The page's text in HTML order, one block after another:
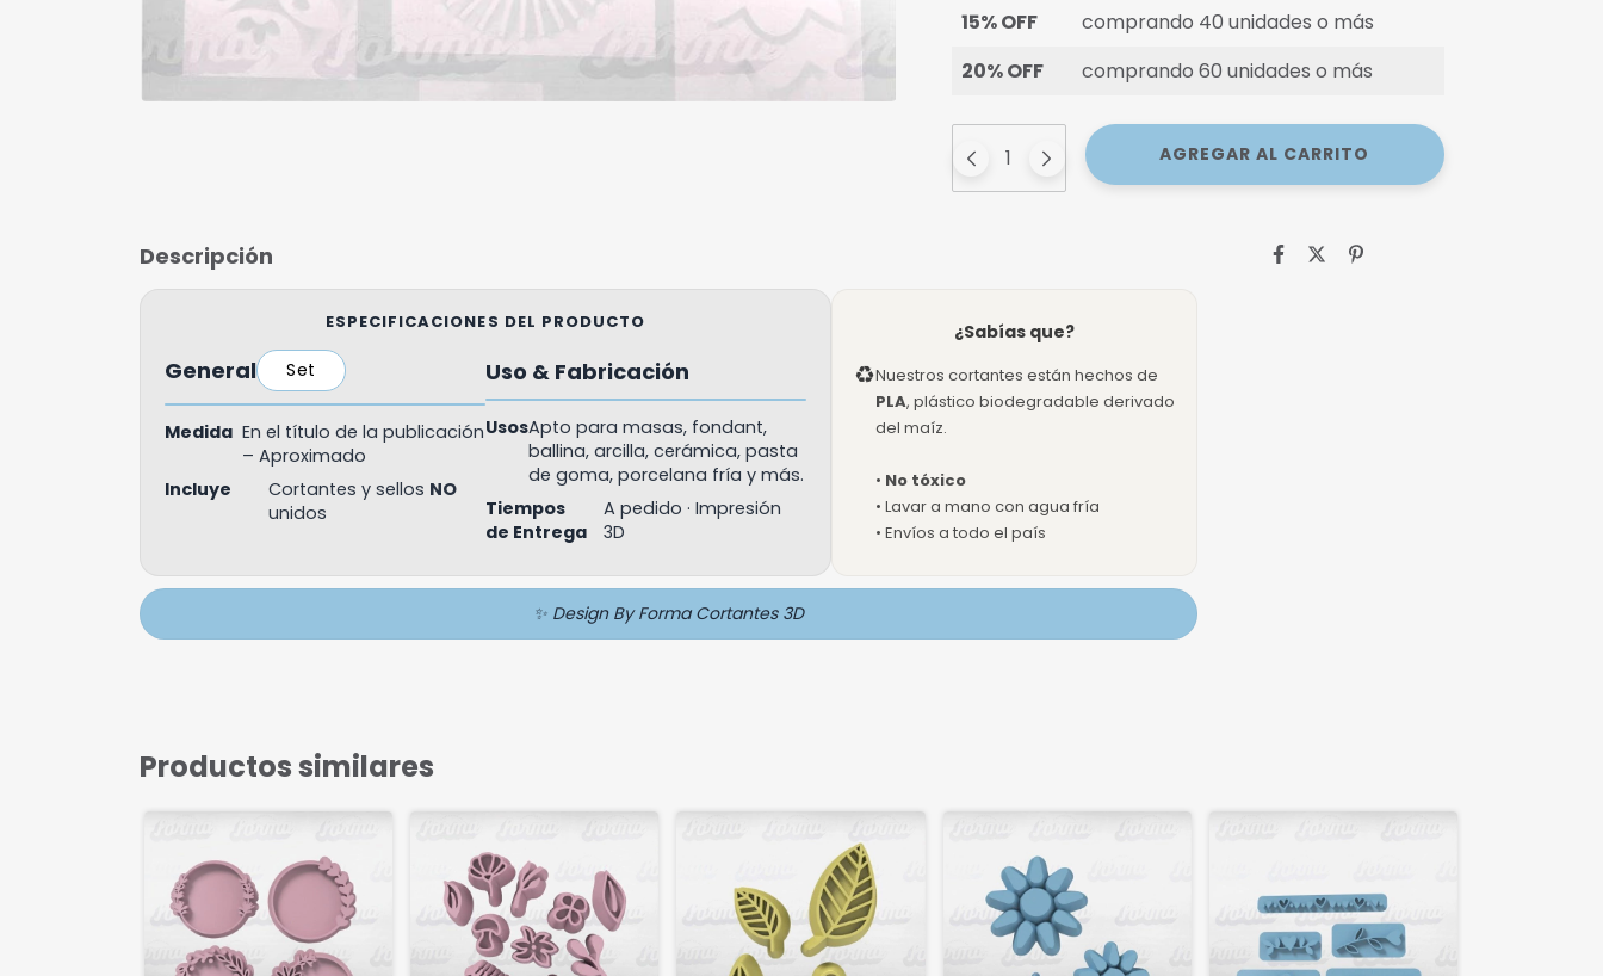
15% OFF
comprando 40 unidades o más
20% OFF
comprando 60 unidades o más
Descripción
ESPECIFICACIONES DEL PRODUCTO
General Set
Medida En el título de la publicación
– Aproximado
Incluye
Cortantes y sellos NO
unidos
Uso & Fabricación
UsosApto para masas, fondant,
ballina, arcilla, cerámica, pasta
de goma, porcelana fría y más.
Tiempos
de Entrega
A pedido · Impresión
3D
¿Sabías que?
♻Nuestros cortantes están hechos de
PLA, plástico biodegradable derivado
del maíz.
• No tóxico
• Lavar a mano con agua fría
• Envíos a todo el país
✨ Design By Forma Cortantes 3D
Productos similares